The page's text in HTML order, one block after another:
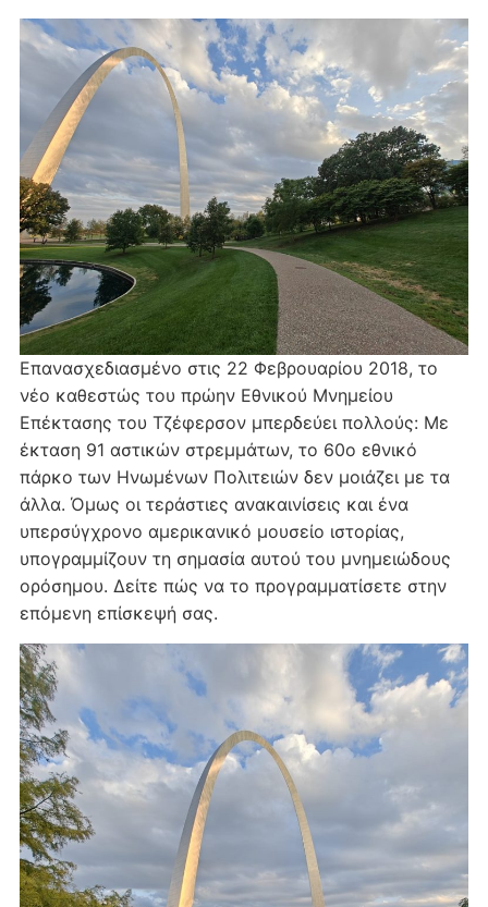
Επανασχεδιασμένο στις 22 Φεβρουαρίου 2018, το
νέο καθεστώς του πρώην Εθνικού Μνημείου
Επέκτασης του Τζέφερσον μπερδεύει πολλούς: Με
έκταση 91 αστικών στρεμμάτων, το 60ο εθνικό
πάρκο των Ηνωμένων Πολιτειών δεν μοιάζει με τα
άλλα. Όμως οι τεράστιες ανακαινίσεις και ένα
υπερσύγχρονο αμερικανικό μουσείο ιστορίας,
υπογραμμίζουν τη σημασία αυτού του μνημειώδους
ορόσημου. Δείτε πώς να το προγραμματίσετε στην
επόμενη επίσκεψή σας.